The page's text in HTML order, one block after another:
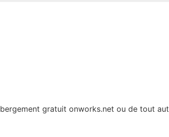
gratuit onworks.net ou de tout